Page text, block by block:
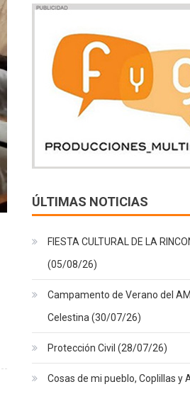
ÚLTIMAS NOTICIAS
FIESTA CULTURAL DE LA
(05/08/26)
Campamento de Verano del
Celestina (30/07/26)
Protección Civil (28/07/26)
Cosas de mi pueblo, Coplillas y